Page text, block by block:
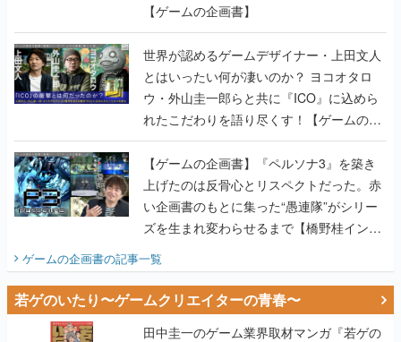
【ゲームの企画書】
世界が認めるゲームデザイナー・上田文人
とはいったい何が凄いのか？ ヨコオタロ
ウ・外山圭一郎らと共に『ICO』に込めら
れたこだわりを語り尽くす！【ゲームの企
画書】
【ゲームの企画書】『ペルソナ3』を築き
上げたのは反骨心とリスペクトだった。赤
い企画書のもとに集った“愚連隊”がシリー
ズを生まれ変わらせるまで【橋野桂インタ
ゲームの企画書の記事一覧
若ゲのいたり〜ゲームクリエイターの青春〜
田中圭一のゲーム業界取材マンガ『若ゲの